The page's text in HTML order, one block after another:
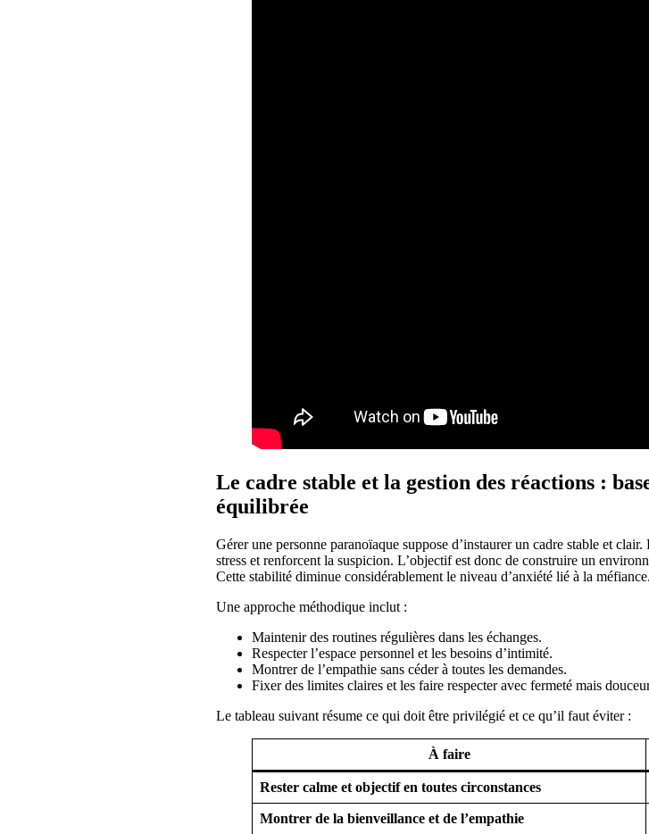
Le cadre stable et la gestion des réactions :
équilibrée
Gérer une personne paranoïaque suppose d’instaurer un cadre stable et
stress et renforcent la suspicion. L’objectif est donc de construire un
Cette stabilité diminue considérablement le niveau d’anxiété lié à la méfiance.
Une approche méthodique inclut :
Maintenir des routines régulières dans les échanges.
Respecter l’espace personnel et les besoins d’intimité.
Montrer de l’empathie sans céder à toutes les demandes.
Fixer des limites claires et les faire respecter avec fermeté mais
Le tableau suivant résume ce qui doit être privilégié et ce qu’il faut éviter :
À faire
Rester calme et objectif en toutes circonstances
Montrer de la bienveillance et de l’empathie